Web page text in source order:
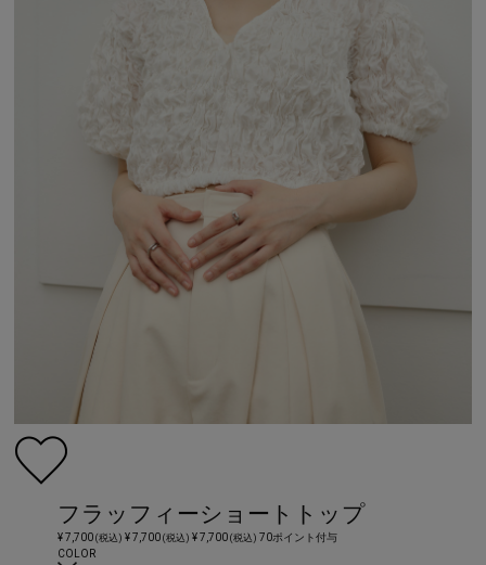
フラッフィーショートトップ
¥ 7,700(税込) ¥ 7,700(税込) ¥ 7,700(税込) 70ポイント付与
COLOR